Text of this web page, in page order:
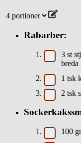
Rabarber:
3 st
breda
1 tsk
2 tsk
100